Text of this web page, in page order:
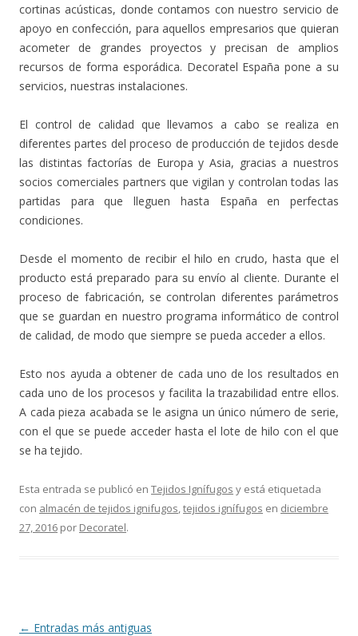
cortinas acústicas, donde contamos con nuestro servicio de
apoyo en confección, para aquellos empresarios que quieran
acometer de grandes proyectos y precisan de amplios
recursos de forma esporádica. Decoratel España pone a su
servicios, nuestras instalaciones.
El control de calidad que llevamos a cabo se realiza en
diferentes partes del proceso de producción de tejidos desde
las distintas factorías de Europa y Asia, gracias a nuestros
socios comerciales partners que vigilan y controlan todas las
partidas para que lleguen hasta España en perfectas
condiciones.
Desde el momento de recibir el hilo en crudo, hasta que el
producto está preparado para su envío al cliente. Durante el
proceso de fabricación, se controlan diferentes parámetros
que se guardan en nuestro programa informático de control
de calidad, de modo que siempre se pueda acceder a ellos.
Esto nos ayuda a obtener de cada uno de los resultados en
cada uno de los procesos y facilita la trazabilidad entre ellos.
A cada pieza acabada se le asigna un único número de serie,
con el que se puede acceder hasta el lote de hilo con el que
se ha tejido.
Esta entrada se publicó en Tejidos Ignífugos y está etiquetada
con almacén de tejidos ignifugos,tejidos ignífugos en diciembre
27, 2016 por Decoratel.
Navegación
← Entradas más antiguas